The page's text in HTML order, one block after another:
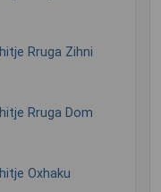
Rruga Zihni
Rruga Dom
Oxhaku